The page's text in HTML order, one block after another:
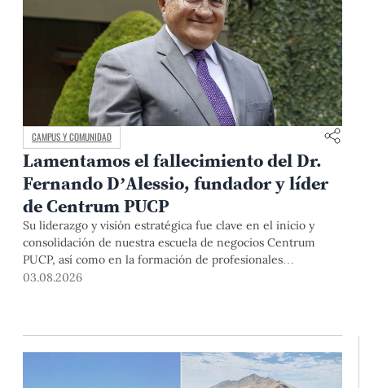
CAMPUS Y COMUNIDAD
Lamentamos el fallecimiento del Dr.
Fernando D’Alessio, fundador y líder
de Centrum PUCP
Su liderazgo y visión estratégica fue clave en el inicio y
consolidación de nuestra escuela de negocios Centrum
PUCP, así como en la formación de profesionales
empresariales comprometidos con el país. Por todo ello,
03.08.2026